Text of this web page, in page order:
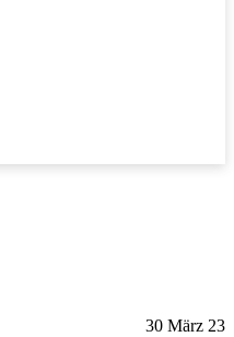
30 März 23